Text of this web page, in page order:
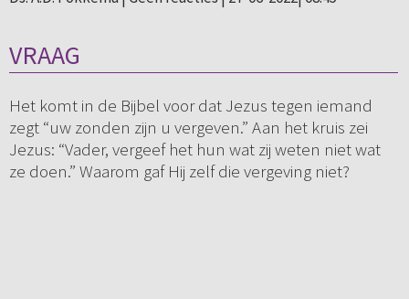
VRAAG
Het komt in de Bijbel voor dat Jezus tegen iemand
zegt “uw zonden zijn u vergeven.” Aan het kruis zei
Jezus: “Vader, vergeef het hun wat zij weten niet wat
ze doen.” Waarom gaf Hij zelf die vergeving niet?